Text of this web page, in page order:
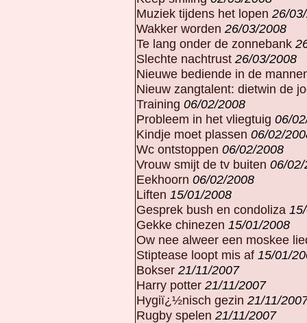
Muziek tijdens het lopen 26/
Wakker worden 26/03/2008
Te lang onder de zonnebank
Slechte nachtrust 26/03/2008
Nieuwe bediende in de
Nieuw zangtalent: dietwin de
Training 06/02/2008
Probleem in het vliegtuig 06/
Kindje moet plassen 06/02/
Wc ontstoppen 06/02/2008
Vrouw smijt de tv buiten 06/
Eekhoorn 06/02/2008
Liften 15/01/2008
Gesprek bush en condoliza
Gekke chinezen 15/01/2008
Ow nee alweer een moskee
Stiptease loopt mis af 15/01/
Bokser 21/11/2007
Harry potter 21/11/2007
Hygiï¿½nisch gezin 21/11/
Rugby spelen 21/11/2007